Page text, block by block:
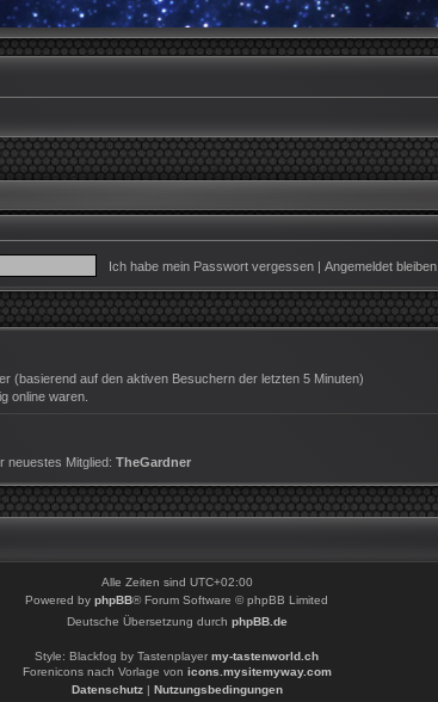
Ich habe mein Passwort vergessen | Angemeldet bleiben
(basierend auf den aktiven Besuchern der letzten 5 Minuten)
online waren.
neuestes Mitglied: TheGardner
Alle Zeiten sind UTC+02:00
Powered by phpBB® Forum Software © phpBB Limited
Deutsche Übersetzung durch phpBB.de
Style: Blackfog by Tastenplayer my-tastenworld.ch
Forenicons nach Vorlage von icons.mysitemyway.com
Datenschutz| Nutzungsbedingungen